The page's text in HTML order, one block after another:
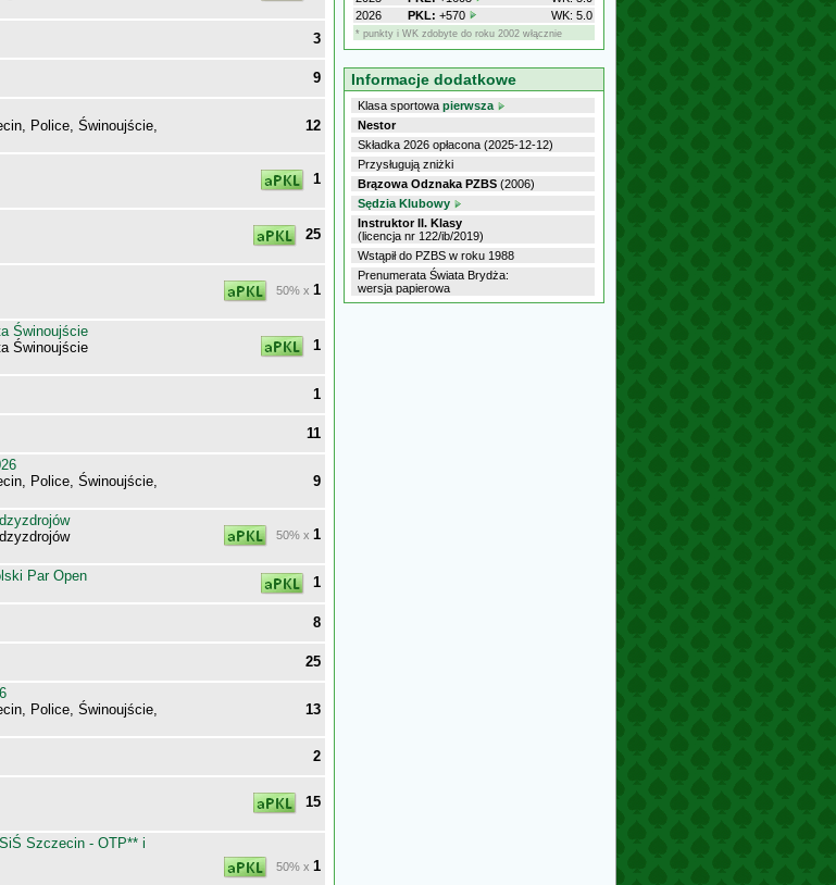
3
9
Police, Świnoujście,
12
1
25
50% x 1
Świnoujście
Świnoujście
1
1
11
Police, Świnoujście,
9
50% x 1
Par Open
1
8
25
Police, Świnoujście,
13
2
15
Szczecin - OTP** i
50% x 1
2026
PKL: +570 WK: 5.0
* punkty i WK zdobyte do roku 2002 włącznie
Informacje dodatkowe
Klasa sportowa pierwsza
Nestor
Składka 2026 opłacona (2025-12-12)
Przysługują zniżki
Brązowa Odznaka PZBS (2006)
Sędzia Klubowy
Instruktor II. Klasy
(licencja nr 122/ib/2019)
Wstąpił do PZBS w roku 1988
Prenumerata Świata Brydża:
wersja papierowa